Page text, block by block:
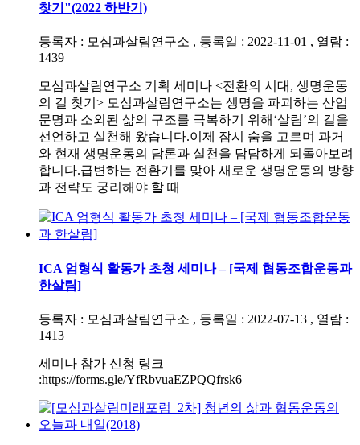
찾기"(2022 하반기)
등록자 : 모심과살림연구소 , 등록일 : 2022-11-01 , 열람 :
1439
모심과살림연구소 기획 세미나 <전환의 시대, 생명운동
의 길 찾기> 모심과살림연구소는 생명을 파괴하는 산업
문명과 소외된 삶의 구조를 극복하기 위해‘살림’의 길을
선언하고 실천해 왔습니다.이제 잠시 숨을 고르며 과거
와 현재 생명운동의 담론과 실천을 담담하게 되돌아보려
합니다.급변하는 전환기를 맞아 새로운 생명운동의 방향
과 전략도 궁리해야 할 때
ICA 엄형식 활동가 초청 세미나 – [국제 협동조합운동과
한살림]
등록자 : 모심과살림연구소 , 등록일 : 2022-07-13 , 열람 :
1413
세미나 참가 신청 링크
:https://forms.gle/YfRbvuaEZPQQfrsk6